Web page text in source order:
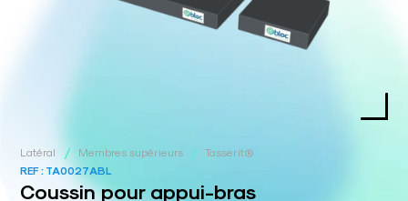
Latéral / Membres supérieurs /
Tasserit®
REF : TA0027ABL
Coussin pour appui-bras